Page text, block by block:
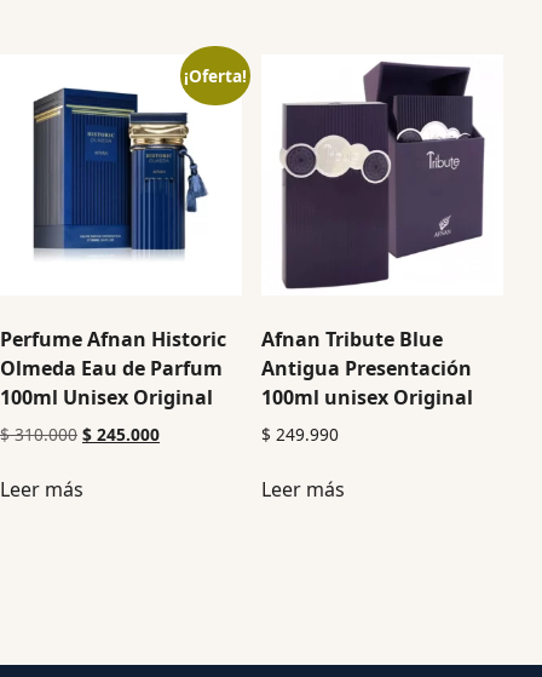
¡Oferta!
Perfume Afnan Historic
Olmeda Eau de Parfum
100ml Unisex Original
$310.000 $ 245.000
Leer más
Afnan Tribute Blue
Antigua Presentación
100ml unisex Original
$ 249.990
Leer más